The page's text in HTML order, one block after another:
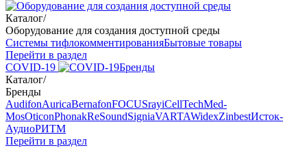
Каталог/
Оборудование для создания доступной среды
Системы тифлокомментированияБытовые товары
Перейти в раздел
COVID-19
Бренды
Каталог/
Бренды
AudifonAuricaBernafonFOCUSrayiCellTechMed-
MosOticonPhonakReSoundSigniaVARTAWidexZinbestИсток-
АудиоРИТМ
Перейти в раздел